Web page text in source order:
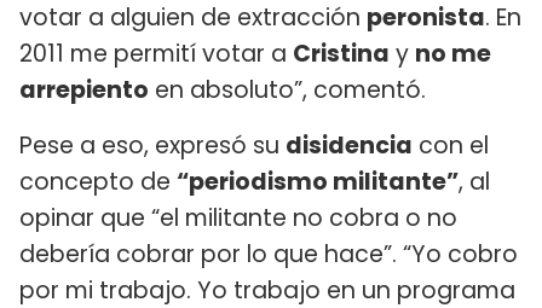
votar a alguien de extracción peronista. En
2011 me permití votar a Cristina y no me
arrepiento en absoluto”, comentó.
Pese a eso, expresó su disidencia con el
concepto de “periodismo militante”, al
opinar que “el militante no cobra o no
debería cobrar por lo que hace”. “Yo cobro
por mi trabajo. Yo trabajo en un programa